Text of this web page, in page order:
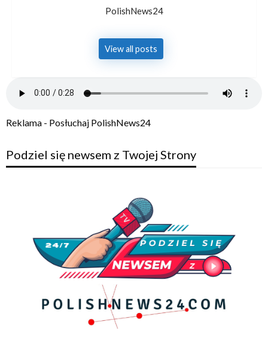
Reklama - Posłuchaj PolishNews24
Podziel się newsem z Twojej Strony
PolishNews24
View all posts